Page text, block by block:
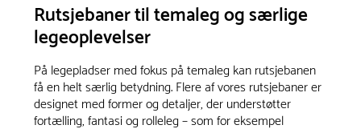
Rutsjebaner til temaleg og særlige
legeoplevelser
På legepladser med fokus på temaleg kan rutsjebanen
få en helt særlig betydning. Flere af vores rutsjebaner er
designet med former og detaljer, der understøtter
fortælling, fantasi og rolleleg – som for eksempel